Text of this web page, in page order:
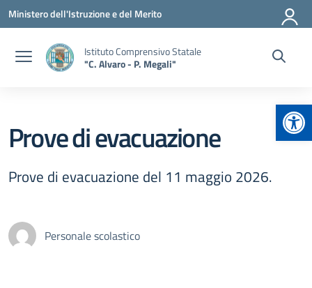
Vai ai contenuti
Vai al menu di navigazione
Vai al footer
Ministero dell'Istruzione e del Merito
Istituto Comprensivo Statale
"C. Alvaro - P. Megali"
Prove di evacuazione
Prove di evacuazione del 11 maggio 2026.
Personale scolastico